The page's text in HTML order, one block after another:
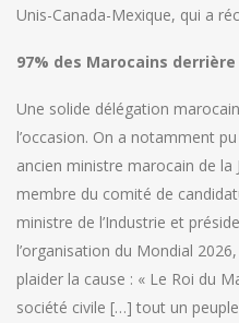
Unis-Canada-Mexique, qui a
97% des Marocains
Une solide délégation
l’occasion. On a notamment
ancien ministre marocain de la
membre du comité de
ministre de l’Industrie et
l’organisation du Mondial
plaider la cause : « Le Roi du
société civile […] tout un